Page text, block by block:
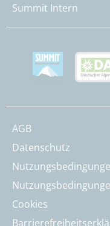
Summit Intern
AGB
Datenschutz
Cookies